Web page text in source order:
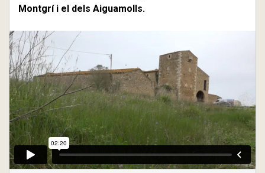
Montgrí i el dels Aiguamolls.